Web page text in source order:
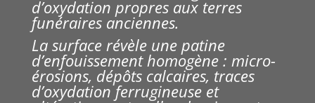
d’oxydation propres aux terres
funéraires anciennes.
La surface révèle une patine
d’enfouissement homogène : micro-
érosions, dépôts calcaires, traces
d’oxydation ferrugineuse et